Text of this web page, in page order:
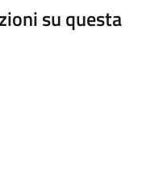
su questa